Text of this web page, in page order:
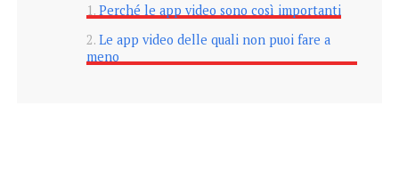
Perché le app video sono così importanti
Le app video delle quali non puoi fare a
meno